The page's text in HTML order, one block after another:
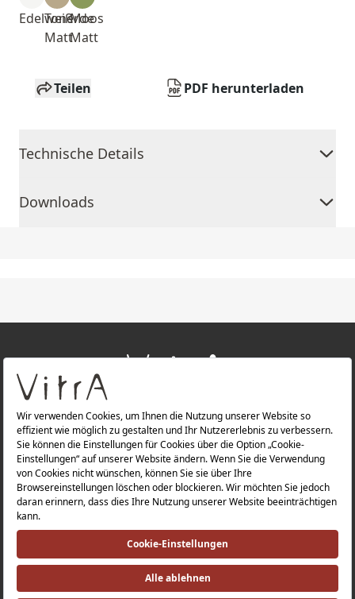
Edelweiß
Tonerde
Matt
Moos
Matt
Teilen PDF herunterladen
Technische Details
Downloads
ÜBER UNS
PRODUKTE
Datenschutzerklärung |Impressum |